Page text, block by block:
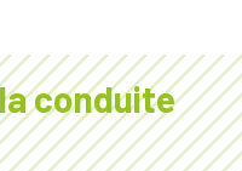
conduite